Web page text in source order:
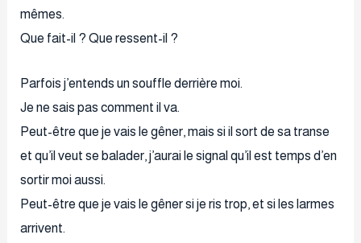
mêmes.
Que fait-il ? Que ressent-il ?
Parfois j’entends un souffle derrière moi.
Je ne sais pas comment il va.
Peut-être que je vais le gêner, mais si il sort de sa transe
et qu’il veut se balader, j’aurai le signal qu’il est temps d’en
sortir moi aussi.
Peut-être que je vais le gêner si je ris trop, et si les larmes
arrivent.